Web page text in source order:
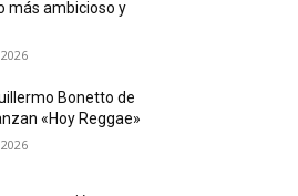
más ambicioso y
Bonetto de
«Hoy Reggae»